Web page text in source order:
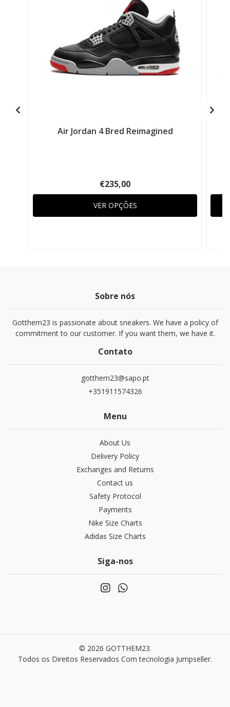
Air Jordan 4 Bred Reimagined
€235,00
VER OPÇÕES
Sobre nós
Gotthem23 is passionate about sneakers. We have a policy of
commitment to our customer. If you want them, we have it.
Contato
gotthem23@sapo.pt
+351911574326
Menu
About Us
Delivery Policy
Exchanges and Returns
Contact us
Safety Protocol
Payments
Nike Size Charts
Adidas Size Charts
Siga-nos
© 2026 GOTTHEM23.
Todos os Direitos Reservados Com tecnologia Jumpseller.